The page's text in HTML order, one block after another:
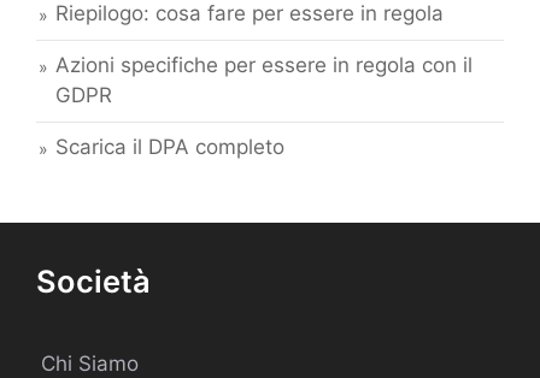
Riepilogo: cosa fare per essere in regola
Azioni specifiche per essere in regola con il
GDPR
Scarica il DPA completo
Società
Chi Siamo